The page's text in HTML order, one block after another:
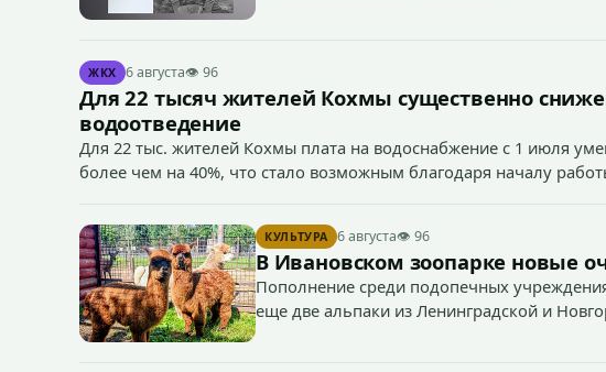
ЖКХ 6 августа👁 96
Для 22 тысяч жителей Кохмы существенно
водоотведение
Для 22 тыс. жителей Кохмы плата на водоснабжение с 1 июля
более чем на 40%, что стало возможным благодаря началу
КУЛЬТУРА 6 августа👁 96
В Ивановском зоопарке новые
Пополнение среди подопечных
еще две альпаки из Ленинградской и